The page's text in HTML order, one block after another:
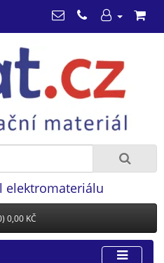
elektromateriálu
0,00 KČ